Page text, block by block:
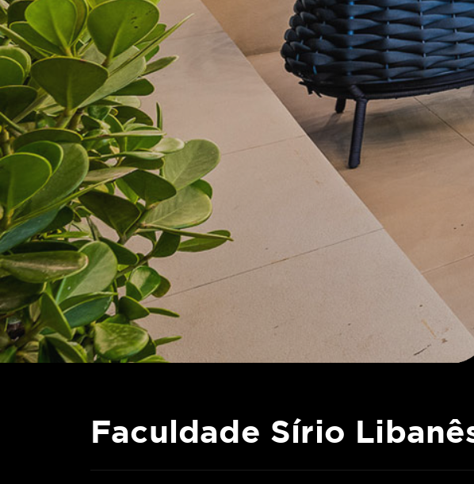
Faculdade Sírio